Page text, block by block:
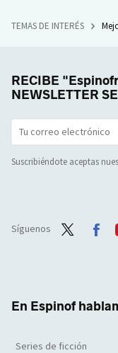
TEMAS DE INTERÉS
RECIBE
NEWSLETTER
Suscribiéndote aceptas
Síguenos
En Espinof
Series de ficción